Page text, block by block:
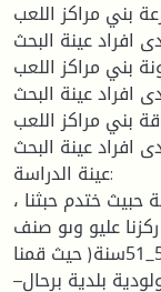
بني مراكز اللعب
افراد عينة البحث .
بني مراكز اللعب
افراد عينة البحث.
بني مراكز اللعب
افراد عينة البحث .
عينة الدراسة:
ختدم حبثنا ،
عليو وىو صنف
االواسط)51_51سنة( حيث قمنا
بلدية برحال–